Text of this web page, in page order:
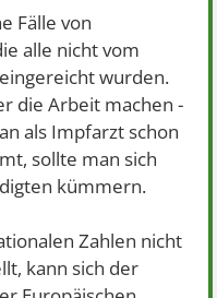
Fälle von
alle nicht vom
wurden.
die Arbeit machen -
als Impfarzt schon
sollte man sich
kümmern.
Zahlen nicht
kann sich der